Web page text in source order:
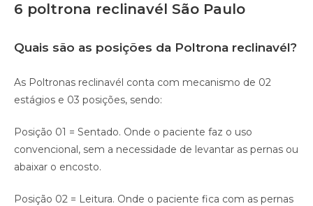
6 poltrona reclinavél São Paulo
Quais são as posições da Poltrona reclinavél?
As Poltronas reclinavél conta com mecanismo de 02
estágios e 03 posições, sendo:
Posição 01 = Sentado. Onde o paciente faz o uso
convencional, sem a necessidade de levantar as pernas ou
abaixar o encosto.
Posição 02 = Leitura. Onde o paciente fica com as pernas